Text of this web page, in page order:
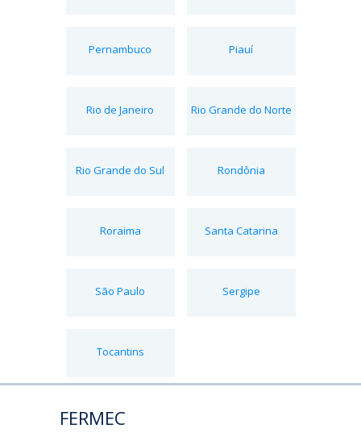
Pernambuco Piauí
Rio de Janeiro Rio Grande do Norte
Rio Grande do Sul Rondônia
Roraima Santa Catarina
São Paulo Sergipe
Tocantins
FERMEC